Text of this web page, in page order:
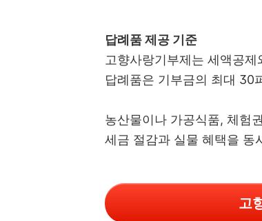
답례품 제공 기준
고향사랑기부제는 세액공
답례품은 기부금의 최대 30
농산물이나 가공식품, 체험
세금 절감과 실물 혜택을 동
고